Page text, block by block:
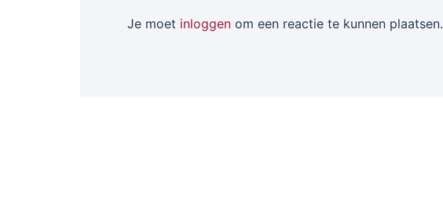
Je moet inloggen om een reactie te kunnen plaatsen.